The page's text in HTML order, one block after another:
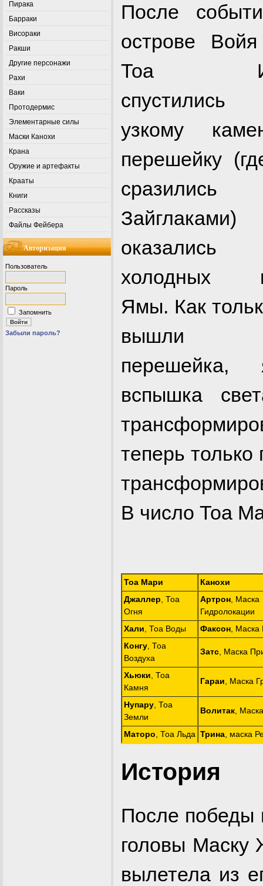
Пирака
Барраки
Висораки
Ракши
Другие персонажи
Рахи
Ваки
Протодермис
Элементарные силы
Маски Канохи
Крана
Оружие и артефакты
Крааты
Книги
Рассказы
Файлы Фейбера
Авторизация
Пользователь
Пароль
Запомнить
Забыли пароль?
После
острове
Тоа
узкому
перешейку
холодных
Ямы. Как
вышли
перешейка,
вспышка
теперь
В число Тоа
Тоа Мари
Канохи
Джаллер , Тоа
Огня
Артрон , Маска
Гидролокации
Хали , Тоа Воды Факсон , Маска
Конгу , Тоа
Воздуха
Затс , Маска
Хьюки , Тоа
Камня
Гараи , Маска
Нупару , Тоа
Земли
Волитак ,
Маторо , Тоа Льда Трина , маска
История
После победы
головы Маску
вылетела из